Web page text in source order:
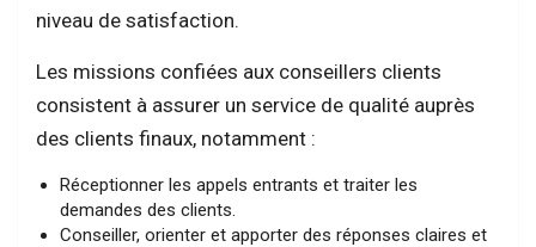
niveau de satisfaction.
Les missions confiées aux conseillers clients
consistent à assurer un service de qualité auprès
des clients finaux, notamment :
Réceptionner les appels entrants et traiter les
demandes des clients.
Conseiller, orienter et apporter des réponses claires et